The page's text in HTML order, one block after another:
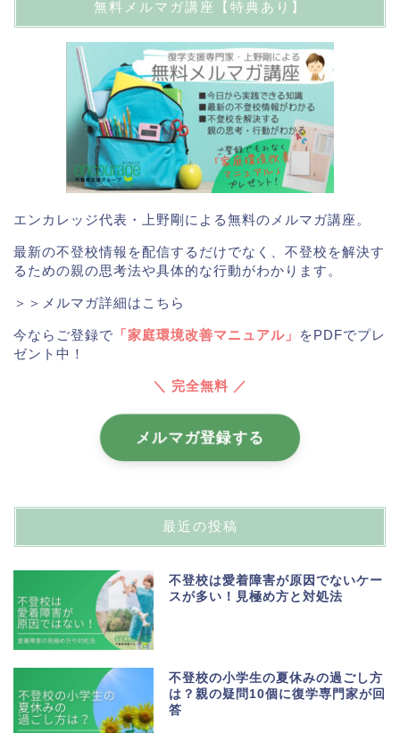
無料メルマガ講座【特典あり】
エンカレッジ代表・上野剛による無料のメルマガ講座。
最新の不登校情報を配信するだけでなく、不登校を解決す
るための親の思考法や具体的な行動がわかります。
＞＞メルマガ詳細はこちら
今ならご登録で 「家庭環境改善マニュアル」
をPDFでプレ
ゼント中！
＼ 完全無料 ／
メルマガ登録する
最近の投稿
不登校は愛着障害が原因でないケー
スが多い！見極め方と対処法
不登校の小学生の夏休みの過ごし方
は？親の疑問10個に復学専門家が回
答